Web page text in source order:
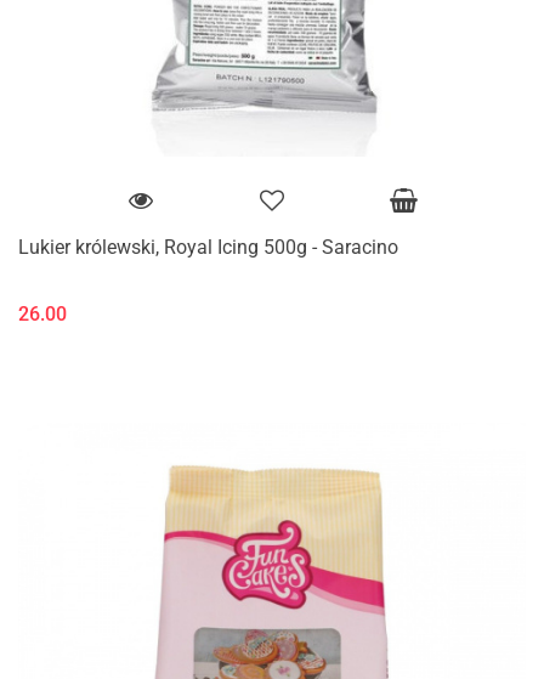
Lukier królewski, Royal Icing 500g - Saracino
26.00